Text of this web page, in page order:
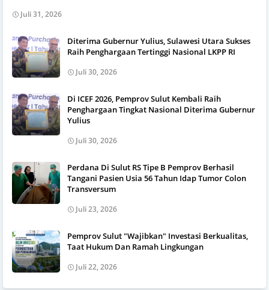
Juli 31, 2026
Diterima Gubernur Yulius, Sulawesi Utara Sukses
Raih Penghargaan Tertinggi Nasional LKPP RI
Juli 30, 2026
Di ICEF 2026, Pemprov Sulut Kembali Raih
Penghargaan Tingkat Nasional Diterima Gubernur
Yulius
Juli 30, 2026
Perdana Di Sulut RS Tipe B Pemprov Berhasil
Tangani Pasien Usia 56 Tahun Idap Tumor Colon
Transversum
Juli 23, 2026
Pemprov Sulut "Wajibkan" Investasi Berkualitas,
Taat Hukum Dan Ramah Lingkungan
Juli 22, 2026